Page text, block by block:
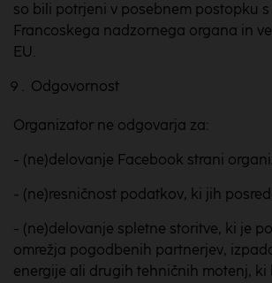
so bili potrjeni v posebnem postopku s
Francoskega nadzornega organa in
EU.
Odgovornost
Organizator ne odgovarja za:
- (ne)delovanje Facebook strani
- (ne)resničnost podatkov, ki jih
- (ne)delovanje spletne storitve, ki je
omrežja pogodbenih partnerjev,
energije ali drugih tehničnih motenj, ki